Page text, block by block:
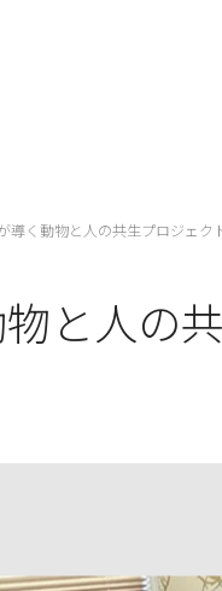
導く動物と人の共生プロジェク
と人の